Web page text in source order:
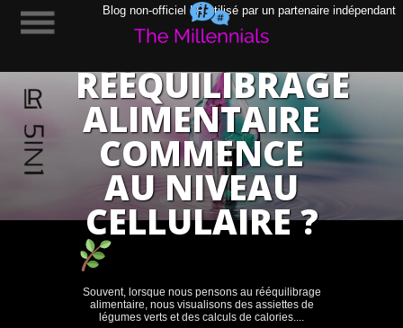
Blog non-officiel LR utilisé par un partenaire indépendant
POURQUOI
LE
RÉÉQUILIBRAGE
ALIMENTAIRE
COMMENCE
AU NIVEAU
CELLULAIRE ?
Souvent, lorsque nous pensons au rééquilibrage
alimentaire, nous visualisons des assiettes de
légumes verts et des calculs de calories....